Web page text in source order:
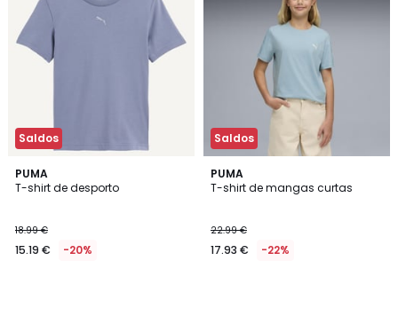
Saldos
PUMA
T-shirt de desporto
18.99 €
15.19 € -20%
Saldos
PUMA
T-shirt de mangas curtas
22.99 €
17.93 € -22%